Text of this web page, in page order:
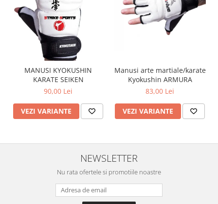
Ardere/Slabire
Creatina
Vitamine/Minerale
Medicina Sportiva/Recuperare
MANUSI KYOKUSHIN
KARATE SEIKEN
90,00 Lei
VEZI VARIANTE
Manusi arte martiale/karate
Kyokushin ARMURA
83,00 Lei
VEZI VARIANTE
NEWSLETTER
Nu rata ofertele si promotiile noastre